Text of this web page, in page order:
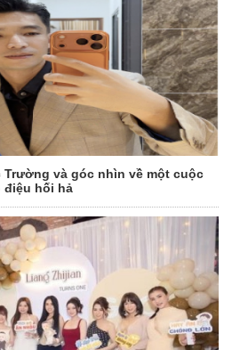
Trường và góc nhìn về một cuộc
điệu hối hả